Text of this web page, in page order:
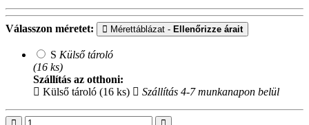
Válasszon méretet: Mérettáblázat - Ellenőrizze árait
S Külső tároló
(16 ks)
Szállítás az otthoni:
Külső tároló (16 ks)
Szállítás 4-7 munkanapon belül